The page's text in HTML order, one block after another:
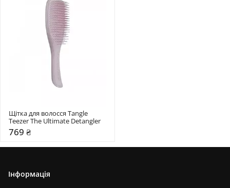
Щітка для волосся Tangle
Teezer The Ultimate Detangler
769 ₴
Інформація